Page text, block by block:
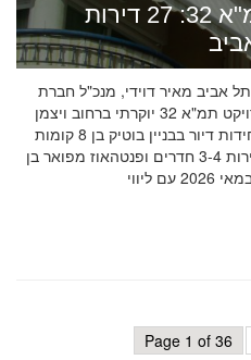
מאיר דוידי מגשים תמ"א 32: 27 דירות
הכירו את פרויקט היוקרה ויצמן 52 תל אביב מאיר דוידי, מנכ"ל חברת
ניצנים אחזקות ופיננסים, מקדם פרויקט תמ"א 32 יוקרתי ברחוב ויצמן
52 בתל אביב. הפרויקט יכלול 27 יחידות דיור בבניין בוטיק בן 8 קומות
באזור כיכר המדינה, כולל תמהיל דירות 3-4 חדרים ופנטהאוז מפואר בן
Page 1 of 36